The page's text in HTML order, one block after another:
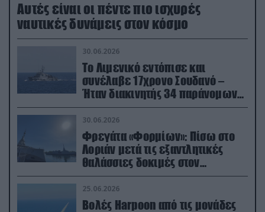
Aυτές είναι οι πέντε πιο ισχυρές
ναυτικές δυνάμεις στον κόσμο
30.06.2026
Το Λιμενικό εντόπισε και
συνέλαβε 17χρονο Σουδανό –
Ήταν διακινητής 34 παράνομων
μεταναστών
30.06.2026
Φρεγάτα «Φορμίων»: Πίσω στο
Λοριάν μετά τις εξαντλητικές
θαλάσσιες δοκιμές στον
απαιτητικό Βισκαϊκό
25.06.2026
Βολές Harpoon από τις μονάδες